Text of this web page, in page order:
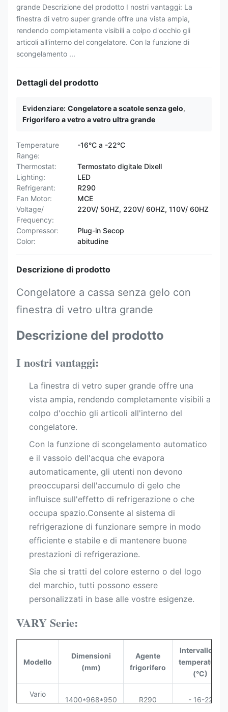
grande Descrizione del prodotto I nostri vantaggi: La
finestra di vetro super grande offre una vista ampia,
rendendo completamente visibili a colpo d'occhio gli
articoli all'interno del congelatore. Con la funzione di
scongelamento ...
Dettagli del prodotto
Evidenziare: Congelatore a scatole senza gelo,
Frigorifero a vetro a vetro ultra grande
Temperature
Range:
-16°C a -22°C
Thermostat:
Termostato digitale Dixell
Lighting:
LED
Refrigerant:
R290
Fan Motor:
MCE
Voltage/
Frequency:
220V/ 50HZ, 220V/ 60HZ, 110V/ 60HZ
Compressor:
Plug-in Secop
Color:
abitudine
Descrizione di prodotto
Congelatore a cassa senza gelo con
finestra di vetro ultra grande
Descrizione del prodotto
I nostri vantaggi:
La finestra di vetro super grande offre una
vista ampia, rendendo completamente visibili a
colpo d'occhio gli articoli all'interno del
congelatore.
Con la funzione di scongelamento automatico
e il vassoio dell'acqua che evapora
automaticamente, gli utenti non devono
preoccuparsi dell'accumulo di gelo che
influisce sull'effetto di refrigerazione o che
occupa spazio.Consente al sistema di
refrigerazione di funzionare sempre in modo
efficiente e stabile e di mantenere buone
prestazioni di refrigerazione.
Sia che si tratti del colore esterno o del logo
del marchio, tutti possono essere
personalizzati in base alle vostre esigenze.
VARY Serie:
Modello
Dimensioni
(mm)
Agente
frigorifero
Intervallo di
temperatura
(°C)
Vario
150
1400*968*950 R290 - 16-22